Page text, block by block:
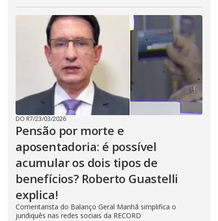
DO R7/23/03/2026
Pensão por morte e
aposentadoria: é possível
acumular os dois tipos de
benefícios? Roberto Guastelli
explica!
Comentarista do Balanço Geral Manhã simplifica o
juridiquês nas redes sociais da RECORD